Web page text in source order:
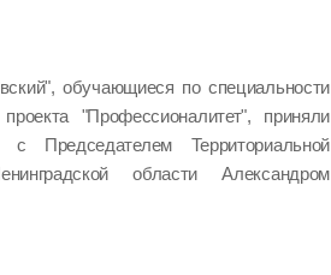
обучающиеся по специальности
"Профессионалитет", приняли
Председателем Территориальной
области Александром